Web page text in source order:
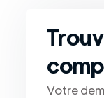
Votre